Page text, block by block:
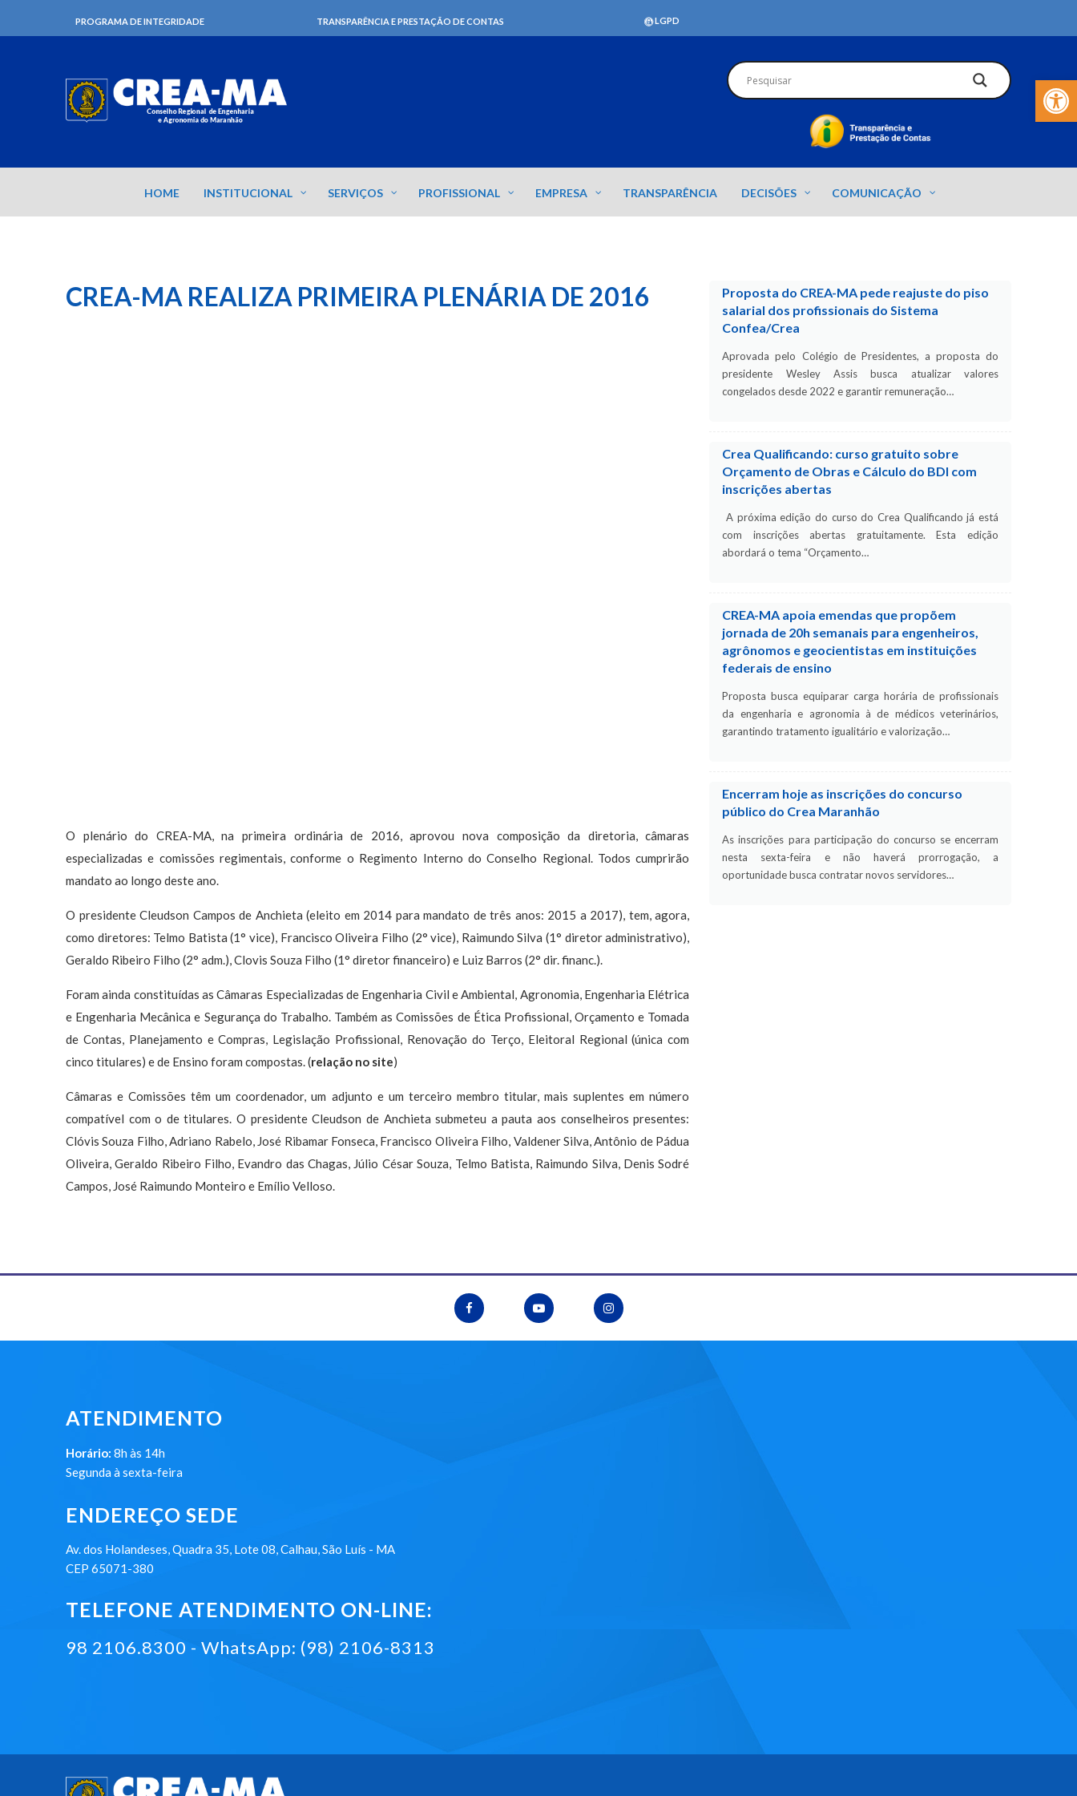
Barra de
PROGRAMA DE INTEGRIDADE TRANSPARÊNCIA E PRESTAÇÃO DE CONTAS LGPD
HOME INSTITUCIONAL SERVIÇOS PROFISSIONAL EMPRESA TRANSPARÊNCIA DECISÕES COMUNICAÇÃO
CREA-MA REALIZA PRIMEIRA PLENÁRIA DE 2016
O plenário do CREA-MA, na primeira ordinária de 2016, aprovou nova composição da diretoria, câmaras
especializadas e comissões regimentais, conforme o Regimento Interno do Conselho Regional. Todos cumprirão
mandato ao longo deste ano.
O presidente Cleudson Campos de Anchieta (eleito em 2014 para mandato de três anos: 2015 a 2017), tem, agora,
como diretores: Telmo Batista (1° vice), Francisco Oliveira Filho (2° vice), Raimundo Silva (1° diretor administrativo),
Geraldo Ribeiro Filho (2° adm.), Clovis Souza Filho (1° diretor financeiro) e Luiz Barros (2° dir. financ.).
Foram ainda constituídas as Câmaras Especializadas de Engenharia Civil e Ambiental, Agronomia, Engenharia Elétrica
e Engenharia Mecânica e Segurança do Trabalho. Também as Comissões de Ética Profissional, Orçamento e Tomada
de Contas, Planejamento e Compras, Legislação Profissional, Renovação do Terço, Eleitoral Regional (única com
cinco titulares) e de Ensino foram compostas. (relação no site)
Câmaras e Comissões têm um coordenador, um adjunto e um terceiro membro titular, mais suplentes em número
compatível com o de titulares. O presidente Cleudson de Anchieta submeteu a pauta aos conselheiros presentes:
Clóvis Souza Filho, Adriano Rabelo, José Ribamar Fonseca, Francisco Oliveira Filho, Valdener Silva, Antônio de Pádua
Oliveira, Geraldo Ribeiro Filho, Evandro das Chagas, Júlio César Souza, Telmo Batista, Raimundo Silva, Denis Sodré
Campos, José Raimundo Monteiro e Emílio Velloso.
Proposta do CREA-MA pede reajuste do piso
salarial dos profissionais do Sistema
Confea/Crea
Aprovada pelo Colégio de Presidentes, a proposta do
presidente Wesley Assis busca atualizar valores
congelados desde 2022 e garantir remuneração…
Crea Qualificando: curso gratuito sobre
Orçamento de Obras e Cálculo do BDI com
inscrições abertas
A próxima edição do curso do Crea Qualificando já está
com inscrições abertas gratuitamente. Esta edição
abordará o tema “Orçamento…
CREA-MA apoia emendas que propõem
jornada de 20h semanais para engenheiros,
agrônomos e geocientistas em instituições
federais de ensino
Proposta busca equiparar carga horária de profissionais
da engenharia e agronomia à de médicos veterinários,
garantindo tratamento igualitário e valorização…
Encerram hoje as inscrições do concurso
público do Crea Maranhão
As inscrições para participação do concurso se encerram
nesta sexta-feira e não haverá prorrogação, a
oportunidade busca contratar novos servidores…
ATENDIMENTO
Horário: 8h às 14h
Segunda à sexta-feira
ENDEREÇO SEDE
Av. dos Holandeses, Quadra 35, Lote 08, Calhau, São Luís - MA
CEP 65071-380
TELEFONE ATENDIMENTO ON-LINE:
98 2106.8300 - WhatsApp: (98) 2106-8313